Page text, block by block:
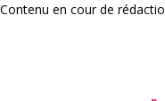
Contenu en cour de